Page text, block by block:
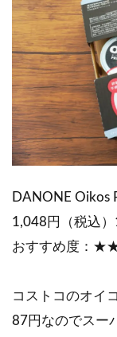
DANONE Oikos
1,048円（税込
おすすめ度：
コストコのオイ
87円なのでスー